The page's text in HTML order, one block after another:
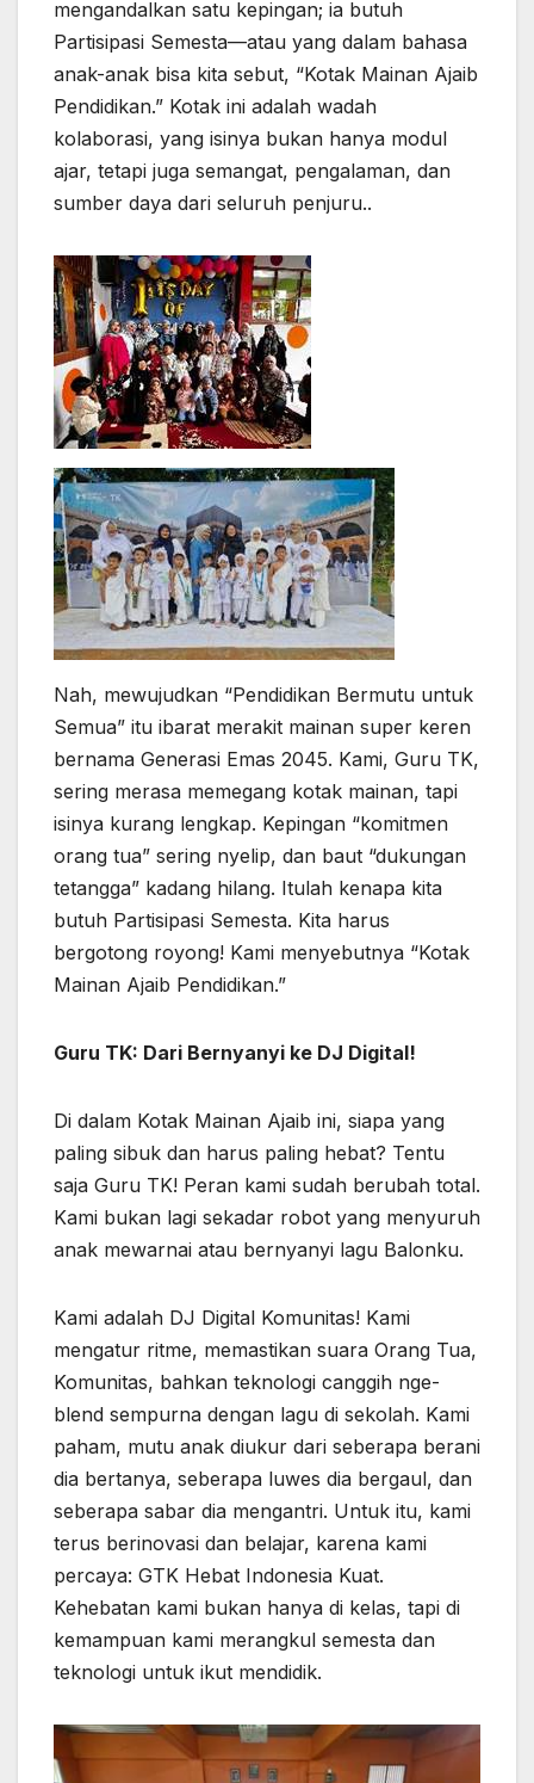
mengandalkan satu kepingan; ia butuh
Partisipasi Semesta—atau yang dalam bahasa
anak-anak bisa kita sebut, “Kotak Mainan Ajaib
Pendidikan.” Kotak ini adalah wadah
kolaborasi, yang isinya bukan hanya modul
ajar, tetapi juga semangat, pengalaman, dan
sumber daya dari seluruh penjuru..
Nah, mewujudkan “Pendidikan Bermutu untuk
Semua” itu ibarat merakit mainan super keren
bernama Generasi Emas 2045. Kami, Guru TK,
sering merasa memegang kotak mainan, tapi
isinya kurang lengkap. Kepingan “komitmen
orang tua” sering nyelip, dan baut “dukungan
tetangga” kadang hilang. Itulah kenapa kita
butuh Partisipasi Semesta. Kita harus
bergotong royong! Kami menyebutnya “Kotak
Mainan Ajaib Pendidikan.”
Guru TK: Dari Bernyanyi ke DJ Digital!
Di dalam Kotak Mainan Ajaib ini, siapa yang
paling sibuk dan harus paling hebat? Tentu
saja Guru TK! Peran kami sudah berubah total.
Kami bukan lagi sekadar robot yang menyuruh
anak mewarnai atau bernyanyi lagu Balonku.
Kami adalah DJ Digital Komunitas! Kami
mengatur ritme, memastikan suara Orang Tua,
Komunitas, bahkan teknologi canggih nge-
blend sempurna dengan lagu di sekolah. Kami
paham, mutu anak diukur dari seberapa berani
dia bertanya, seberapa luwes dia bergaul, dan
seberapa sabar dia mengantri. Untuk itu, kami
terus berinovasi dan belajar, karena kami
percaya: GTK Hebat Indonesia Kuat.
Kehebatan kami bukan hanya di kelas, tapi di
kemampuan kami merangkul semesta dan
teknologi untuk ikut mendidik.